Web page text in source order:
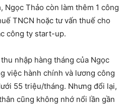
Ngọc Thảo còn làm thêm 1 công
TNCN hoặc tư vấn thuế cho
công ty start-up.
nhập hàng tháng của Ngọc
việc hành chính và lương công
55 triệu/tháng. Nhưng đổi lại,
cũng không nhớ nổi lần gần